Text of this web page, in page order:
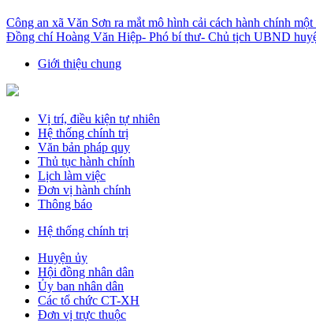
Công an xã Văn Sơn ra mắt mô hình cải cách hành chính một
Đồng chí Hoàng Văn Hiệp- Phó bí thư- Chủ tịch UBND
Giới thiệu chung
Vị trí, điều kiện tự nhiên
Hệ thống chính trị
Văn bản pháp quy
Thủ tục hành chính
Lịch làm việc
Đơn vị hành chính
Thông báo
Hệ thống chính trị
Huyện ủy
Hội đồng nhân dân
Ủy ban nhân dân
Các tổ chức CT-XH
Đơn vị trực thuộc